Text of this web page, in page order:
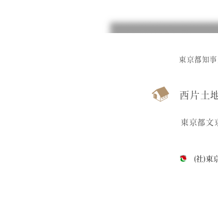
東京都知
西片土
東京都文
(社)東